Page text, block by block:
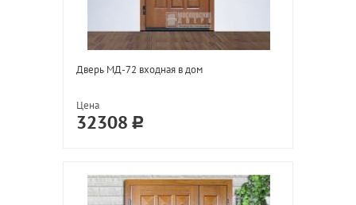
Дверь МД-72 входная в дом
Цена
32308